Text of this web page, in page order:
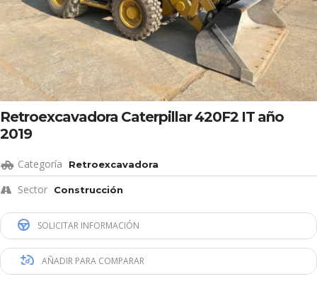
Retroexcavadora Caterpillar 420F2 IT año
2019
Categoría Retroexcavadora
Sector Construcción
SOLICITAR INFORMACIÓN
AÑADIR PARA COMPARAR